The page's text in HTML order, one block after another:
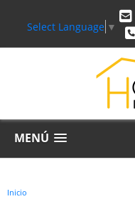
Select Language ▼
MENÚ
Inicio